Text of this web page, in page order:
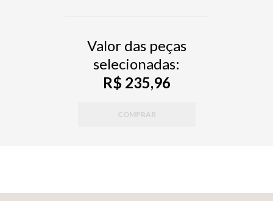
Valor das peças
selecionadas:
R$ 235,96
COMPRAR